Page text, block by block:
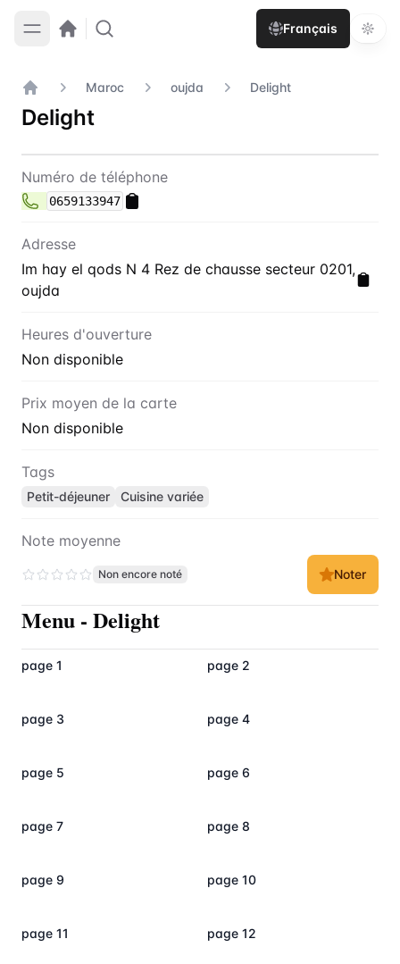
Français
Accueil
Maroc oujda Delight
Delight
Contact Delight
Numéro de téléphone
0659133947
Adresse
Im hay el qods N 4 Rez de chausse secteur 0201,
oujda
Heures d'ouverture
Non disponible
Prix moyen de la carte
Non disponible
Tags
Petit-déjeuner Cuisine variée
Note moyenne
Non encore noté Noter
Menu - Delight
page 1 page 2
page 3 page 4
page 5 page 6
page 7 page 8
page 9 page 10
page 11 page 12